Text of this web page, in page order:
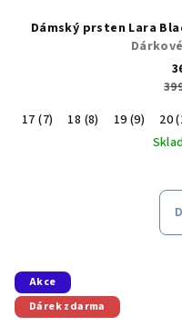
Dámský prsten Lara
17 (7) 18 (8) 19 (9)
20
Akce
Dárek zdarma